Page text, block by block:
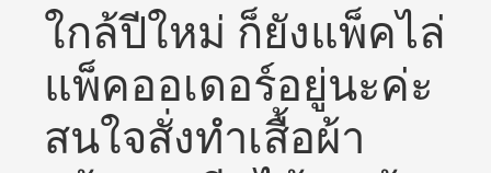
ใกล้ปีใหม่ ก็ยังแพ็คไล่
แพ็คออเดอร์อยู่นะค่ะ
สนใจสั่งทำเสื้อผ้า